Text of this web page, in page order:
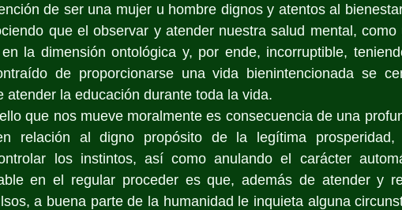
de ser una mujer u hombre dignos y atentos al
que el observar y atender nuestra salud mental,
la dimensión ontológica y, por ende, incorruptible,
de proporcionarse una vida bienintencionada se
atender la educación durante toda la vida.
que nos mueve moralmente es consecuencia de una
relación al digno propósito de la legítima prosperidad,
los instintos, así como anulando el carácter
en el regular proceder es que, además de atender y
a buena parte de la humanidad le inquieta alguna